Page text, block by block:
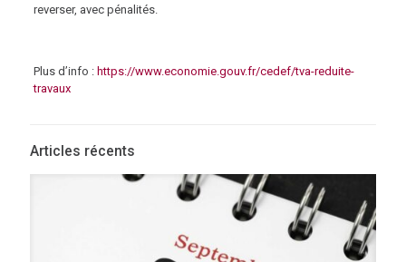
reverser, avec pénalités.
Plus d’info : https://www.economie.gouv.fr/cedef/tva-reduite-
travaux
Articles récents